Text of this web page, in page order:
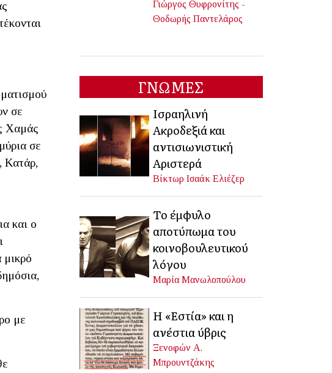
σε
Χαμάς
σε
Κατάρ,
και ο
μικρό
με
Γιώργος Θυφρονίτης -
Θοδωρής Παντελάρος
ΓΝΩΜΕΣ
Ισραηλινή
Ακροδεξιά και
αντισιωνιστική
Αριστερά
Βίκτωρ Ισαάκ Ελιέζερ
Το έμφυλο
αποτύπωμα του
κοινοβουλευτικού
λόγου
Μαρία Μανωλοπούλου
Η «Εστία» και η
ανέστια ύβρις
Ξενοφών Α.
Μπρουντζάκης